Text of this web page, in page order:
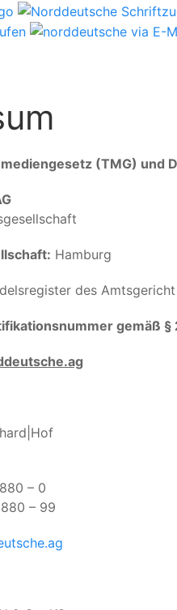
(TMG)
Hamburg
des
gemäß §
– 0
– 99